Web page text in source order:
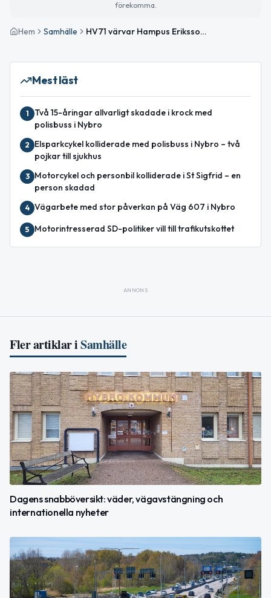
förekomma.
Hem Samhälle HV71 värvar Hampus Eriksson från Nybro
Mest läst
1
Två 15-åringar allvarligt skadade i krock med
polisbuss i Nybro
2
Elsparkcykel kolliderade med polisbuss i Nybro – två
pojkar till sjukhus
3
Motorcykel och personbil kolliderade i St Sigfrid – en
person skadad
4 Vägarbete med stor påverkan på Väg 607 i Nybro
5 Motorintresserad SD-politiker vill till trafikutskottet
ANNONS
Fler artiklar iSamhälle
Dagens snabböversikt: väder, vägavstängning och
internationella nyheter